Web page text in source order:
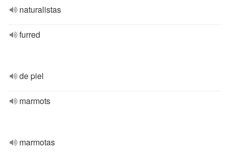
naturalistas
furred
de piel
marmots
marmotas